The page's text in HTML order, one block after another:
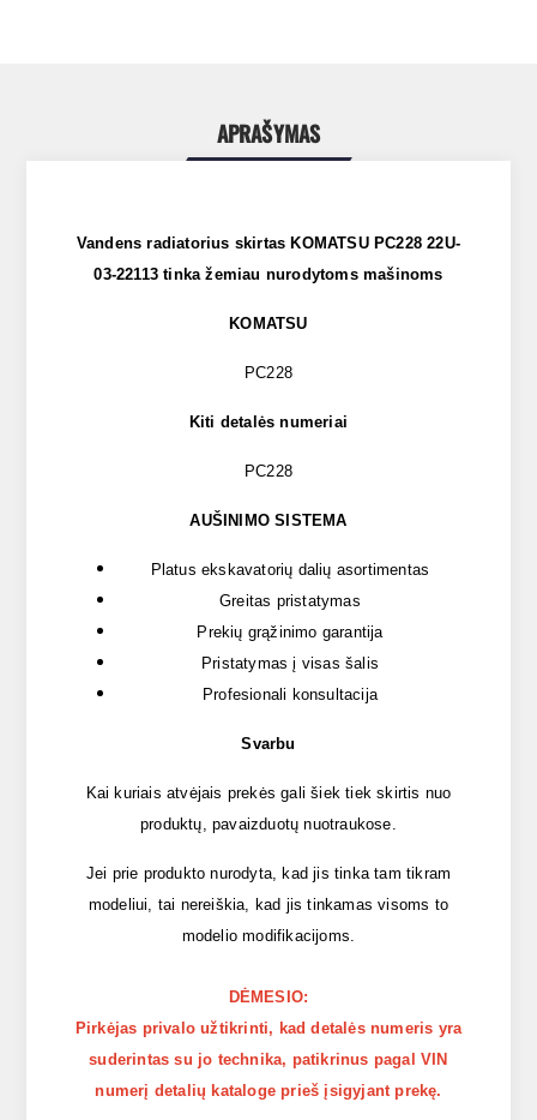
APRAŠYMAS
Vandens radiatorius skirtas KOMATSU PC228 22U-
03-22113 tinka žemiau nurodytoms mašinoms
KOMATSU
PC228
Kiti detalės numeriai
PC228
AUŠINIMO SISTEMA
Platus ekskavatorių dalių asortimentas
Greitas pristatymas
Prekių grąžinimo garantija
Pristatymas į visas šalis
Profesionali konsultacija
Svarbu
Kai kuriais atvėjais prekės gali šiek tiek skirtis nuo
produktų, pavaizduotų nuotraukose.
Jei prie produkto nurodyta, kad jis tinka tam tikram
modeliui, tai nereiškia, kad jis tinkamas visoms to
modelio modifikacijoms.
DĖMESIO:
Pirkėjas privalo užtikrinti, kad detalės numeris yra
suderintas su jo technika, patikrinus pagal VIN
numerį detalių kataloge prieš įsigyjant prekę.